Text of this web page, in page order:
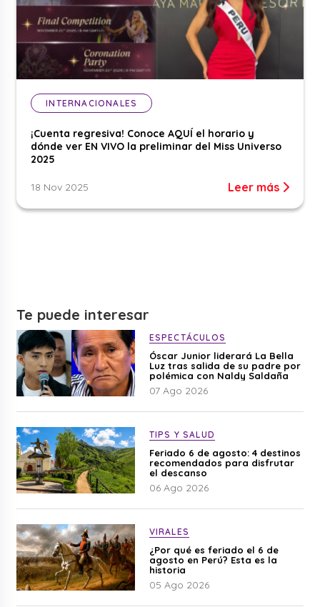
INTERNACIONALES
¡Cuenta regresiva! Conoce AQUÍ el horario y
dónde ver EN VIVO la preliminar del Miss Universo
2025
18 Nov 2025 Leer más
Te puede interesar
ESPECTÁCULOS
Óscar Junior liderará La Bella
Luz tras salida de su padre por
polémica con Naldy Saldaña
07 Ago 2026
TIPS Y SALUD
Feriado 6 de agosto: 4 destinos
recomendados para disfrutar
el descanso
06 Ago 2026
VIRALES
¿Por qué es feriado el 6 de
agosto en Perú? Esta es la
historia
05 Ago 2026